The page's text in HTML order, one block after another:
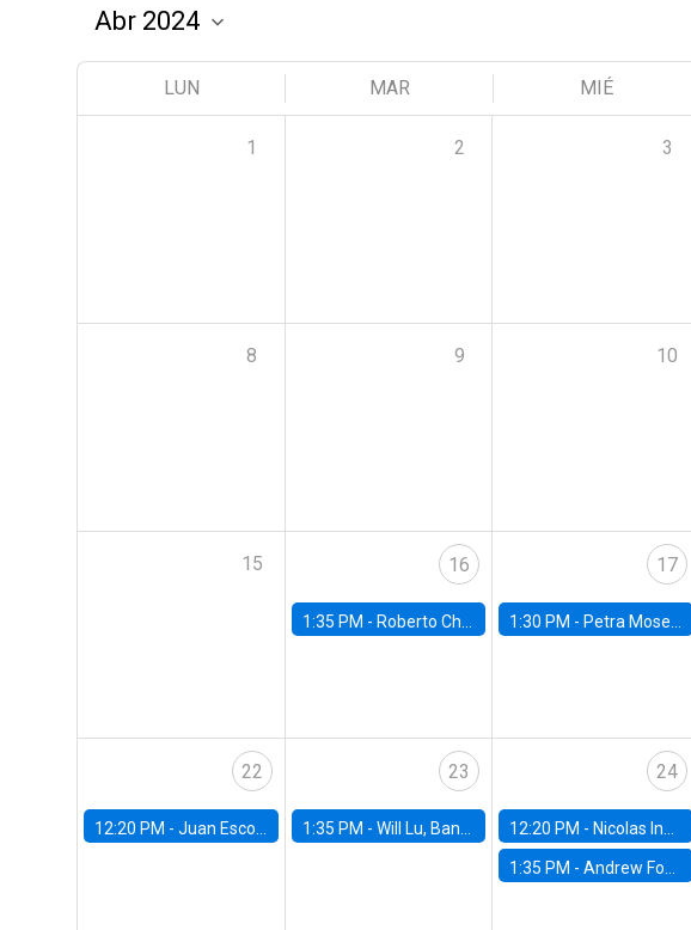
LUN MAR MIÉ
1 2 3
8 9 10
15 16
1:35 PM - Roberto Chang, Rutgers University
17
1:30 PM - Petra Moser, NYU Stern
22
12:20 PM - Juan Escobar, Universidad de Chile
23
1:35 PM - Will Lu, Banco Central de Chile
24
12:20 PM - Nicolas Inostroza, Rotman School of Management, University of Toronto
1:35 PM -Andrew Foster, Brown University